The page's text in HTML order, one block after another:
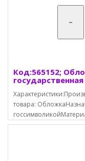
-
Код:565152;
товара: